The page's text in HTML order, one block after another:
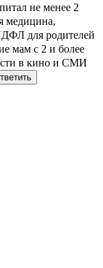
не менее 2
медицина,
для родителей
мам с 2 и более
в кино и СМИ